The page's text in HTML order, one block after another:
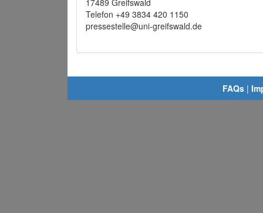
17489 Greifswald
Telefon +49 3834 420 1150
pressestelle@uni-greifswald.de
FAQs |